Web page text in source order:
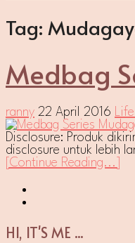
Tag:
Medbag
ranny 22 April 2016
Disclosure: Produk
disclosure untuk lebih
[Continue Reading...]
HI, IT'S ME ...